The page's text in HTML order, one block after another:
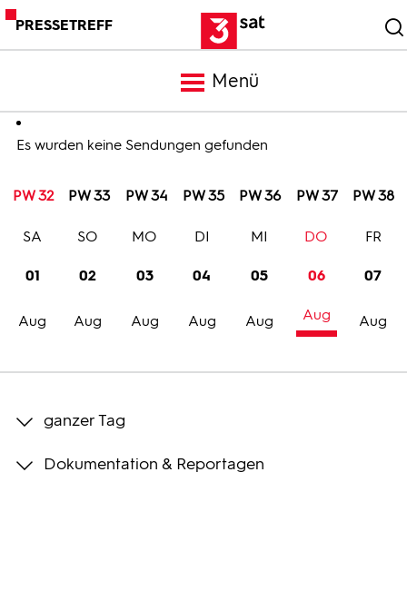
PRESSETREFF
Menü
Meldungen
Programm
Trailer
Bilder
Es wurden keine Sendungen gefunden
PW 32 PW 33 PW 34 PW 35 PW 36 PW 37 PW 38
01
Aug
SA
02
Aug
SO
03
Aug
MO
04
Aug
DI
05
Aug
MI
06
Aug
DO
07
Aug
FR
ganzer Tag
Dokumentation & Reportagen